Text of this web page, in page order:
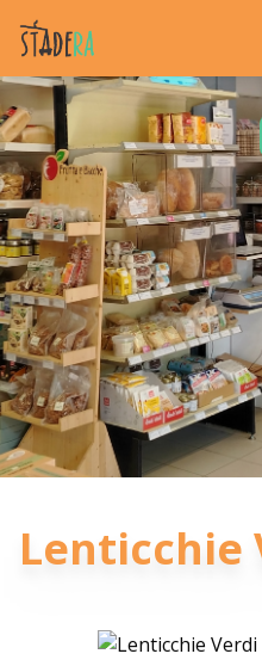
Lenticchie